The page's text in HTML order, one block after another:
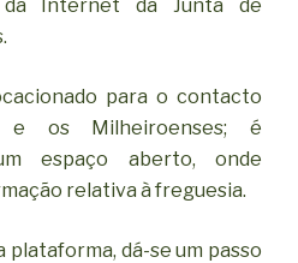
Internet da Junta de
para o contacto
os Milheiroenses; é
espaço aberto, onde
relativa à freguesia.
plataforma, dá-se um passo